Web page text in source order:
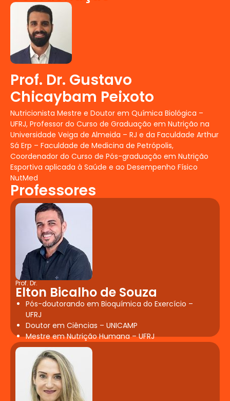
aeróbicas.
Tópicos Integrados em Nutrição
Esportiva para Exercícios de
Força
nutricionais, cálculo de dietas,
suplementação e correlação clínica
com as diversas modalidades
esportivas de força
Nutrição Esportiva nas Doenças
CrônicasNutrição esportiva
aplicada a Doenças
Cardiovasculares e Diabetes
Marketing aplicado a Nutrição
Esportiva
Nutrição Esportiva
Metodologia Científica
Esse curso de Pós-graduação não
possui Trabalho de Conclusão de
Curso conforme resolução do
Ministério da Educação (1/2018),
publicada em 06/04/2018
Prof. Dr. Gustavo
Chicaybam Peixoto
Nutricionista Mestre e Doutor em Química Biológica –
UFRJ, Professor do Curso de Graduação em Nutrição na
Universidade Veiga de Almeida – RJ e da Faculdade Arthur
Sá Erp – Faculdade de Medicina de Petrópolis,
Coordenador do Curso de Pós-graduação em Nutrição
Esportiva aplicada à Saúde e ao Desempenho Físico
NutMed
Professores
Prof. Dr.
Elton Bicalho de Souza
Pós-doutorando em Bioquímica do Exercício –
UFRJ
Doutor em Ciências – UNICAMP
Mestre em Nutrição Humana – UFRJ